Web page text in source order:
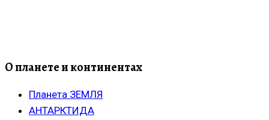
О планете и континентах
Планета ЗЕМЛЯ
АНТАРКТИДА